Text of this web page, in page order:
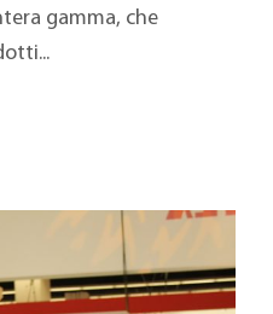
gamma, che